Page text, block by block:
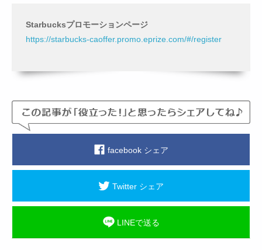
Starbucksプロモーションページ
https://starbucks-caoffer.promo.eprize.com/#/register
facebook シェア
Twitter シェア
LINEで送る